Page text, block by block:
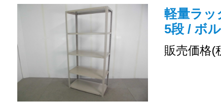
軽量ラッ
5段 / ボ
販売価格(